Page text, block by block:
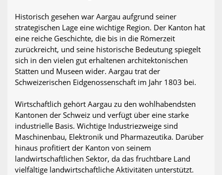
Historisch gesehen war Aargau aufgrund seiner
strategischen Lage eine wichtige Region. Der Kanton hat
eine reiche Geschichte, die bis in die Römerzeit
zurückreicht, und seine historische Bedeutung spiegelt
sich in den vielen gut erhaltenen architektonischen
Stätten und Museen wider. Aargau trat der
Schweizerischen Eidgenossenschaft im Jahr 1803 bei.
Wirtschaftlich gehört Aargau zu den wohlhabendsten
Kantonen der Schweiz und verfügt über eine starke
industrielle Basis. Wichtige Industriezweige sind
Maschinenbau, Elektronik und Pharmazeutika. Darüber
hinaus profitiert der Kanton von seinem
landwirtschaftlichen Sektor, da das fruchtbare Land
vielfältige landwirtschaftliche Aktivitäten unterstützt.